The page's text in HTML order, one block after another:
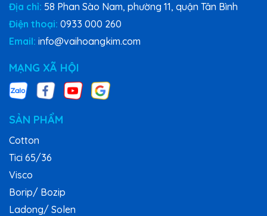
Địa chỉ: 58 Phan Sào Nam, phường 11, quận Tân Bình
Điện thoại: 0933 000 260
Email: info@vaihoangkim.com
MẠNG XÃ HỘI
SẢN PHẨM
Cotton
Tici 65/36
Visco
Borip/ Bozip
Ladong/ Solen